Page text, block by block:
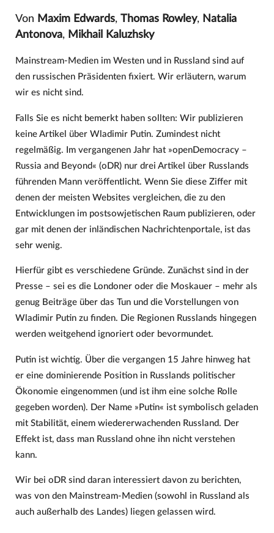
Von Maxim Edwards, Thomas Rowley, Natalia
Antonova, Mikhail Kaluzhsky
Mainstream-Medien im Westen und in Russland sind auf
den russischen Präsidenten fixiert. Wir erläutern, warum
wir es nicht sind.
Falls Sie es nicht bemerkt haben sollten: Wir publizieren
keine Artikel über Wladimir Putin. Zumindest nicht
regelmäßig. Im vergangenen Jahr hat »openDemocracy –
Russia and Beyond« (oDR) nur drei Artikel über Russlands
führenden Mann veröffentlicht. Wenn Sie diese Ziffer mit
denen der meisten Websites vergleichen, die zu den
Entwicklungen im postsowjetischen Raum publizieren, oder
gar mit denen der inländischen Nachrichtenportale, ist das
sehr wenig.
Hierfür gibt es verschiedene Gründe. Zunächst sind in der
Presse – sei es die Londoner oder die Moskauer – mehr als
genug Beiträge über das Tun und die Vorstellungen von
Wladimir Putin zu finden. Die Regionen Russlands hingegen
werden weitgehend ignoriert oder bevormundet.
Putin ist wichtig. Über die vergangen 15 Jahre hinweg hat
er eine dominierende Position in Russlands politischer
Ökonomie eingenommen (und ist ihm eine solche Rolle
gegeben worden). Der Name »Putin« ist symbolisch geladen
mit Stabilität, einem wiedererwachenden Russland. Der
Effekt ist, dass man Russland ohne ihn nicht verstehen
kann.
Wir bei oDR sind daran interessiert davon zu berichten,
was von den Mainstream-Medien (sowohl in Russland als
auch außerhalb des Landes) liegen gelassen wird.